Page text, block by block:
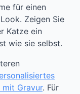
für einen
Zeigen Sie
Katze ein
wie sie selbst.
mit Gravur. Für